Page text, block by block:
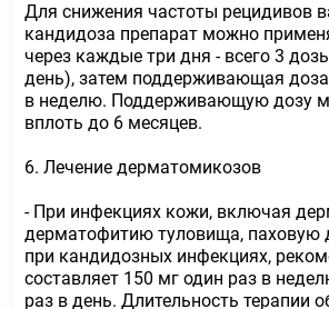
Для снижения частоты рецидивов
кандидоза препарат можно
через каждые три дня - всего 3
день), затем поддерживающая
в неделю. Поддерживающую дозу
вплоть до 6 месяцев.
6. Лечение дерматомикозов
- При инфекциях кожи, включая
дерматофитию туловища, паховую
при кандидозных инфекциях,
составляет 150 мг один раз в
раз в день. Длительность терапии